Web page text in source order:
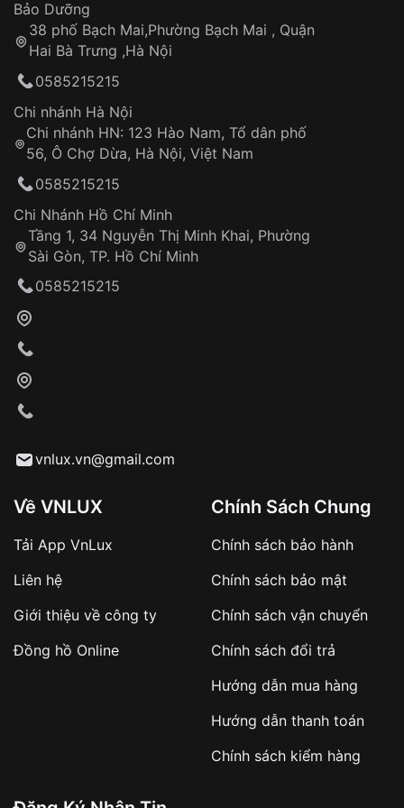
Thời gian tính từ khi xác nhận đơn hàng thành
công
Hotline: 0585 215 215
Từ khóa SEO:
Khách hàng kiểm tra và thanh toán trực tiếp
Từ khóa SEO:
sản phẩm đặc biệt
hàng
Số tiền còn lại thanh toán khi nhận hàng hoặc
✔️ Đảm bảo xử lý đơn hàng nhanh chóng
✔️ Hạn chế tình trạng hủy đơn không mong
Sản phẩm đã bị:
Tự ý sửa chữa
thống VNLUX
Đảm bảo quyền lợi khách hàng
Đồng hành cùng khách hàng trong suốt quá
trình sử dụng
Bảo Dưỡng
38 phố Bạch Mai,Phường Bạch Mai , Quận
Hai Bà Trưng ,Hà Nội
0585215215
Chi nhánh Hà Nội
Chi nhánh HN: 123 Hào Nam, Tổ dân phố
56, Ô Chợ Dừa, Hà Nội, Việt Nam
0585215215
Chi Nhánh Hồ Chí Minh
Tầng 1, 34 Nguyễn Thị Minh Khai, Phường
Sài Gòn, TP. Hồ Chí Minh
0585215215
vnlux.vn@gmail.com
Về VNLUX
Tải App VnLux
Liên hệ
Giới thiệu về công ty
Đồng hồ Online
Chính Sách Chung
Chính sách bảo hành
Chính sách bảo mật
Chính sách vận chuyển
Chính sách đổi trả
Hướng dẫn mua hàng
Hướng dẫn thanh toán
Chính sách kiểm hàng